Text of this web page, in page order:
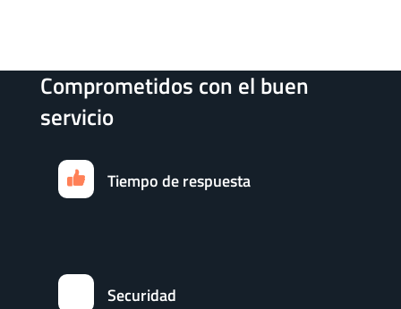
Comprometidos con el buen
servicio
Tiempo de respuesta
Securidad